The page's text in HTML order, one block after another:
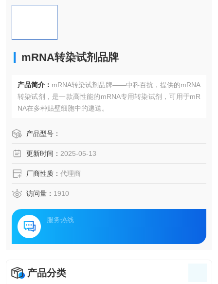
mRNA转染试剂品牌
产品简介： mRNA转染试剂品牌——中科百抗，提供的mRNA
转染试剂，是一款高性能的mRNA专用转染试剂，可用于mR
NA在多种贴壁细胞中的递送。
产品型号：
更新时间： 2025-05-13
厂商性质： 代理商
访问量： 1910
服务热线
产品分类